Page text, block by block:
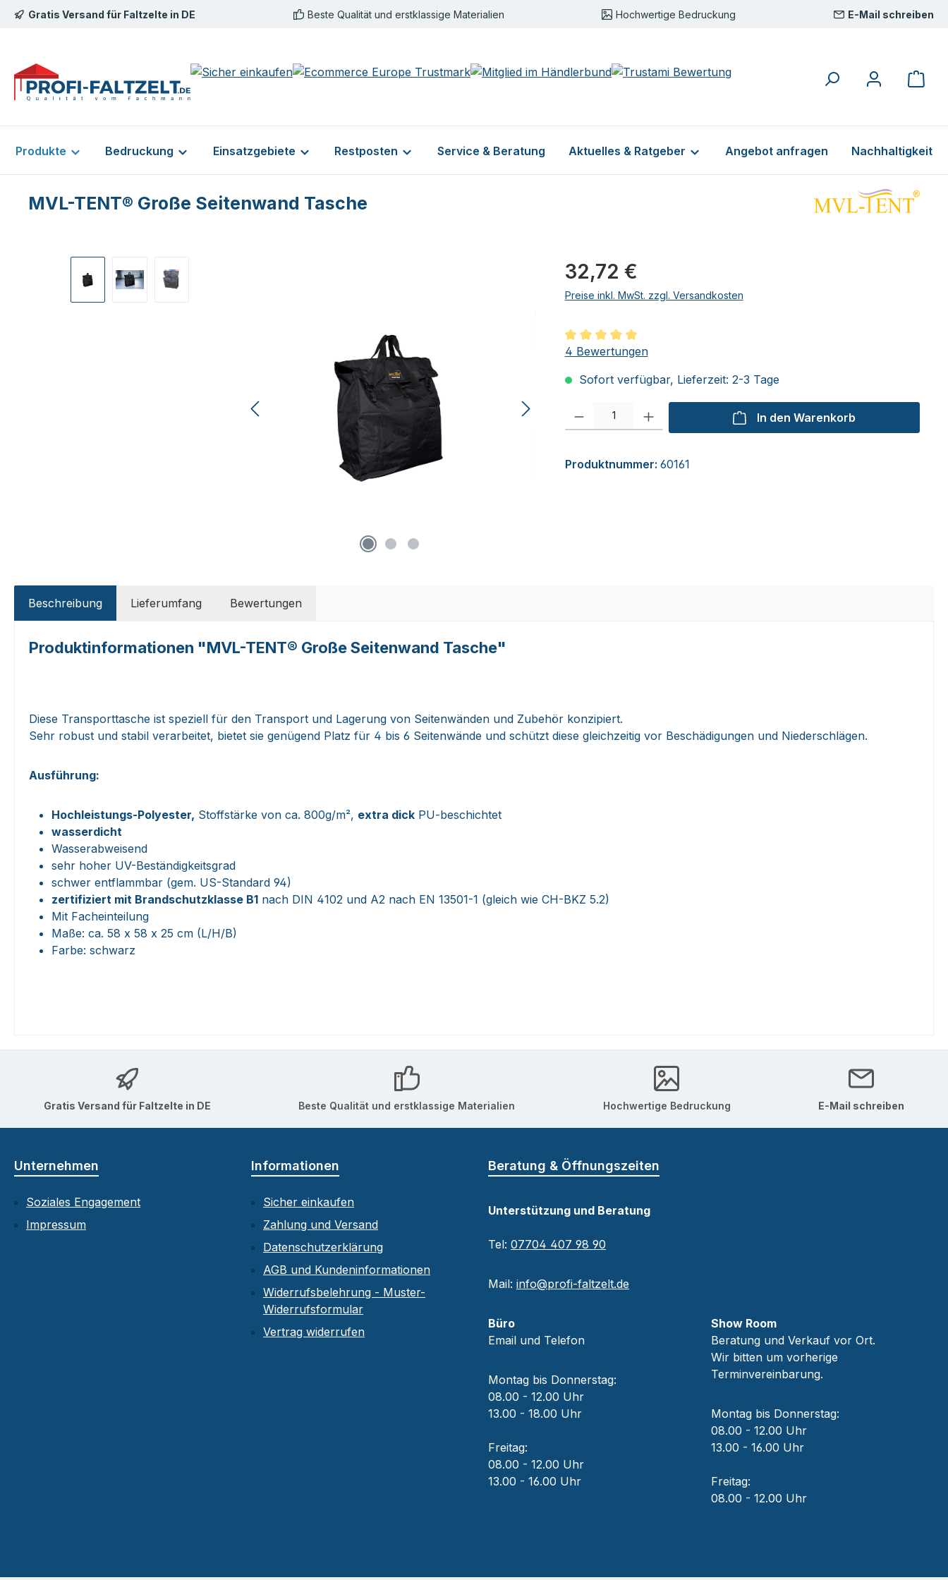
Hauptinhalt springen
Zur Suche springen
Zur Hauptnavigation springen
Gratis Versand für Faltzelte in DE Beste Qualität und erstklassige Materialien Hochwertige Bedruckung E-Mail schreiben
Produkte Bedruckung Einsatzgebiete Restposten Service & Beratung Aktuelles & Ratgeber Angebot anfragen Nachhaltigkeit
MVL-TENT® Große Seitenwand Tasche
Regulärer Preis:
32,72 €
Preise inkl. MwSt. zzgl. Versandkosten
Durchschnittliche Bewertung von 5 von 5 Sternen
4 Bewertungen
Sofort verfügbar, Lieferzeit: 2-3 Tage
Produkt Anzahl: Gib den gewünschten Wert ein oder benutze die Schaltflächen
In den Warenkorb
Produktnummer: 60161
Beschreibung Lieferumfang Bewertungen
Produktinformationen "MVL-TENT® Große Seitenwand Tasche"
Diese Transporttasche ist speziell für den Transport und Lagerung von Seitenwänden und Zubehör konzipiert.
Sehr robust und stabil verarbeitet, bietet sie genügend Platz für 4 bis 6 Seitenwände und schützt diese gleichzeitig vor Beschädigungen und Niederschlägen.
Ausführung:
Hochleistungs-Polyester, Stoffstärke von ca. 800g/m², extra dick PU-beschichtet
wasserdicht
Wasserabweisend
sehr hoher UV-Beständigkeitsgrad
schwer entflammbar (gem. US-Standard 94)
zertifiziert mit Brandschutzklasse B1 nach DIN 4102 und A2 nach EN 13501-1 (gleich wie CH-BKZ 5.2)
Mit Facheinteilung
Maße: ca. 58 x 58 x 25 cm (L/H/B)
Farbe: schwarz
Gratis Versand für Faltzelte in DE Beste Qualität und erstklassige Materialien Hochwertige Bedruckung E-Mail schreiben
Beratung & Öffnungszeiten
Unterstützung und Beratung
Tel: 07704 407 98 90
Mail: info@profi-faltzelt.de
Büro
Email und Telefon
Montag bis Donnerstag:
08.00 - 12.00 Uhr
13.00 - 18.00 Uhr
Freitag:
08.00 - 12.00 Uhr
13.00 - 16.00 Uhr
Show Room
Beratung und Verkauf vor Ort.
Wir bitten um vorherige
Terminvereinbarung.
Montag bis Donnerstag:
08.00 - 12.00 Uhr
13.00 - 16.00 Uhr
Freitag:
08.00 - 12.00 Uhr
Unternehmen
Soziales Engagement
Impressum
Informationen
Sicher einkaufen
Zahlung und Versand
Datenschutzerklärung
AGB und Kundeninformationen
Widerrufsbelehrung - Muster-
Widerrufsformular
Vertrag widerrufen